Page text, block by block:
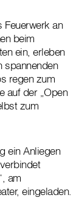
Feuerwerk an
beim
ein, erleben
spannenden
regen zum
auf der „Open
zum
ein Anliegen
am
eingeladen.